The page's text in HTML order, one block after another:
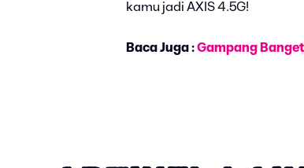
kamu jadi AXIS 4.5G!
Baca Juga :Gampang